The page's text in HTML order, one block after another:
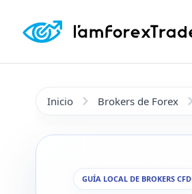
Inicio Brokers de Forex
GUÍA LOCAL DE BROKERS CFD